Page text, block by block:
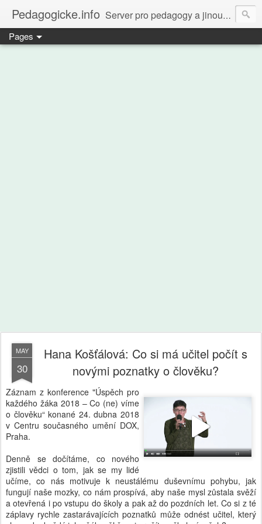
Pedagogicke.info Server pro pedagogy a jinou zvířenu
Pages
MAY
30
Hana Košťálová: Co si má učitel počít s
novými poznatky o člověku?
Záznam z konference "Úspěch pro
každého žáka 2018 – Co (ne) víme
o člověku“ konané 24. dubna 2018
v Centru současného umění DOX,
Praha.
Denně se dočítáme, co nového
zjistili vědci o tom, jak se my lidé
učíme, co nás motivuje k neustálému duševnímu pohybu, jak
fungují naše mozky, co nám prospívá, aby naše mysl zůstala svěží
a otevřená i po vstupu do školy a pak až do pozdních let. Co si z té
záplavy rychle zastarávajících poznatků může odnést učitel, který